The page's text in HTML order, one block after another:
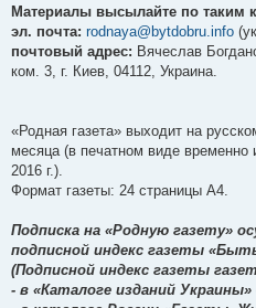
Материалы высылайте по таким
эл. почта: rodnaya@bytdobru.info
почтовый адрес: Вячеслав
ком. 3, г. Киев, 04112, Украина.
«Родная газета» выходит на
месяца (в печатном виде временно
2016 г.).
Формат газеты: 24 страницы А4.
Подписка на «Родную газету»
подписной индекс газеты
(Подписной индекс газеты
- в «Каталоге изданий Украины»